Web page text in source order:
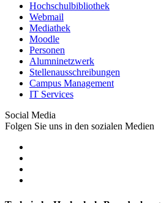
Hochschulbibliothek
Webmail
Mediathek
Moodle
Personen
Alumninetzwerk
Stellenausschreibungen
Campus Management
IT Services
Social Media
Folgen Sie uns in den sozialen Medien